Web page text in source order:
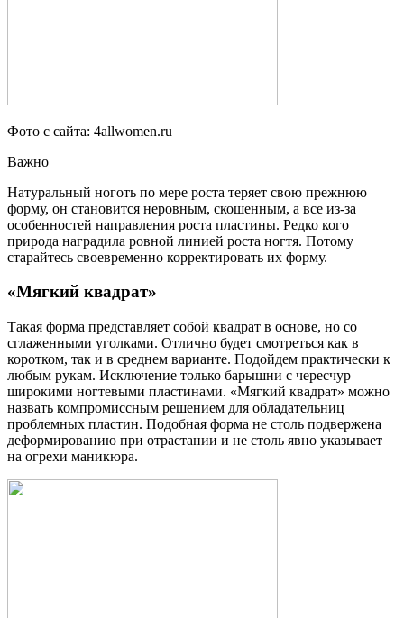
Фото с сайта: 4allwomen.ru
Важно
Натуральный ноготь по мере роста теряет свою прежнюю
форму, он становится неровным, скошенным, а все из-за
особенностей направления роста пластины. Редко кого
природа наградила ровной линией роста ногтя. Потому
старайтесь своевременно корректировать их форму.
«Мягкий квадрат»
Такая форма представляет собой квадрат в основе, но со
сглаженными уголками. Отлично будет смотреться как в
коротком, так и в среднем варианте. Подойдем практически к
любым рукам. Исключение только барышни с чересчур
широкими ногтевыми пластинами. «Мягкий квадрат» можно
назвать компромиссным решением для обладательниц
проблемных пластин. Подобная форма не столь подвержена
деформированию при отрастании и не столь явно указывает
на огрехи маникюра.